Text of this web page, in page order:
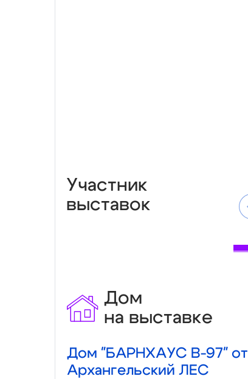
Участник
выставок
Дом
на выставке
Дом "БАРНХАУС B-97" от
Архангельский ЛЕС